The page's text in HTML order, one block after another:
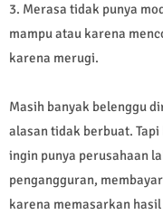
3. Merasa tidak punya
mampu atau karena
karena merugi.
Masih banyak belenggu
alasan tidak berbuat.
ingin punya perusahaan
pengangguran,
karena memasarkan